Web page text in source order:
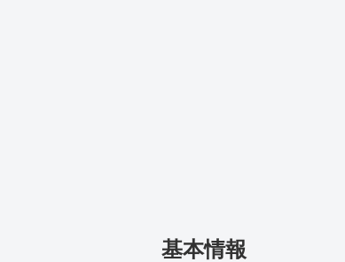
基本情報